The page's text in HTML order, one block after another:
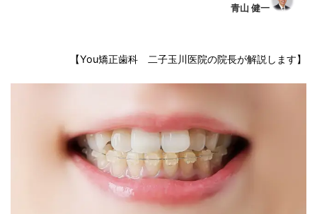
青山 健一
【You矯正歯科 二子玉川医院の院長が解説します】